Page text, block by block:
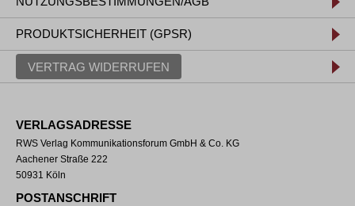
PRODUKTSICHERHEIT (GPSR)
VERTRAG WIDERRUFEN
VERLAGSADRESSE
RWS Verlag Kommunikationsforum GmbH & Co. KG
Aachener Straße 222
50931 Köln
POSTANSCHRIFT